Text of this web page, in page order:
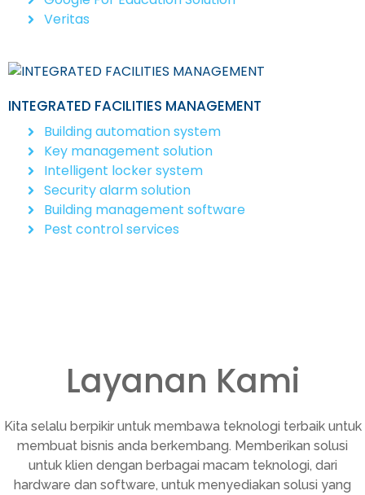
Veritas
INTEGRATED FACILITIES MANAGEMENT
Building automation system
Key management solution
Intelligent locker system
Security alarm solution
Building management software
Pest control services
Layanan Kami
Kita selalu berpikir untuk membawa teknologi terbaik untuk
membuat bisnis anda berkembang. Memberikan solusi
untuk klien dengan berbagai macam teknologi, dari
hardware dan software, untuk menyediakan solusi yang